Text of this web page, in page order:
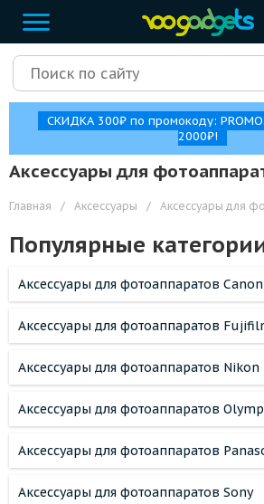
СКИДКА 300₽ по промокоду:
2000₽!
Аксессуары для
Главная / Аксессуары / Аксессуары для
Популярные
Аксессуары для фотоаппаратов Canon
Аксессуары для фотоаппаратов
Аксессуары для фотоаппаратов Nikon
Аксессуары для фотоаппаратов
Аксессуары для фотоаппаратов
Аксессуары для фотоаппаратов Sony